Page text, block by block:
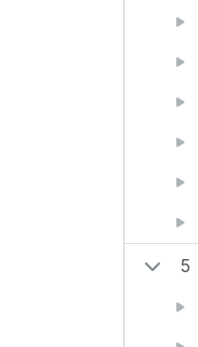
5